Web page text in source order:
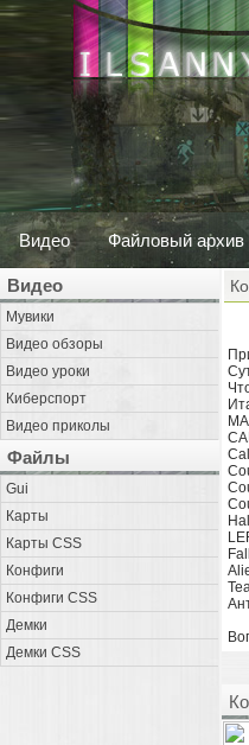
Видео Файловый архив
Видео
Мувики
Видео обзоры
Видео уроки
Киберспорт
Видео приколы
Файлы
Gui
Карты
Карты CSS
Конфиги
Конфиги CSS
Демки
Демки CSS